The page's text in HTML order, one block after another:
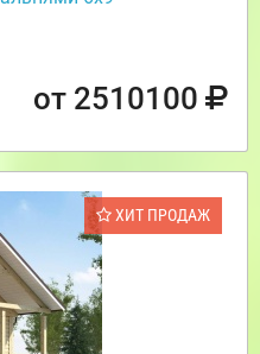
от 2510100
ХИТ ПРОДАЖ